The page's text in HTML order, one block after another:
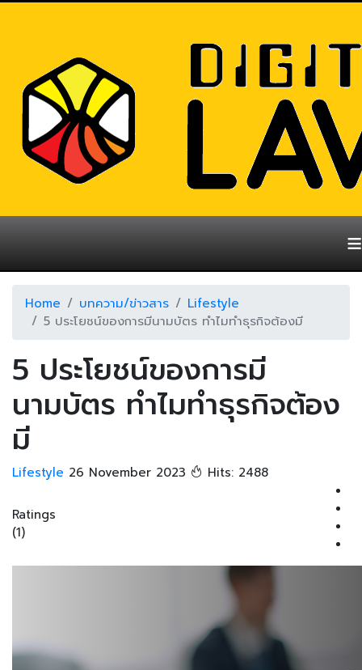
≡
Home บทความ/ข่าวสาร
Lifestyle
5 ประโยชน์ของการมีนามบัตร ทำไมทำธุรกิจต้องมี
5 ประโยชน์ของการมี
นามบัตร ทำไมทำธุรกิจต้อง
มี
Lifestyle 26 November 2023 Hits: 2488
Ratings
(1)